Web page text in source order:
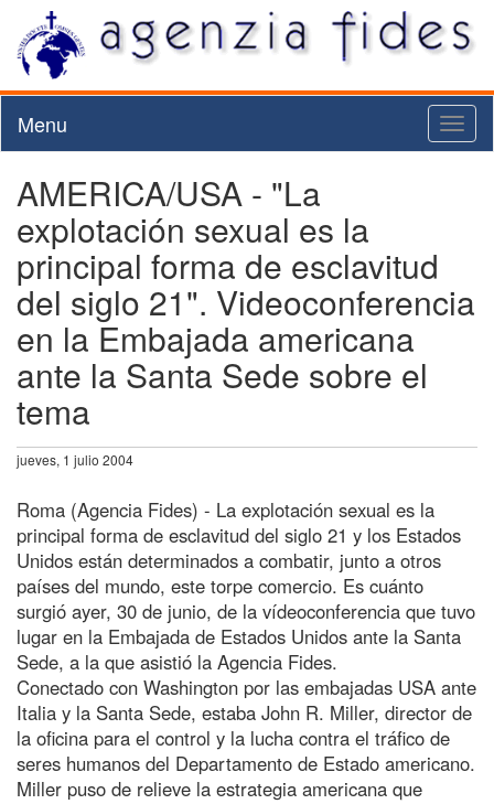
Menu
AMERICA/USA - "La
explotación sexual es la
principal forma de esclavitud
del siglo 21". Videoconferencia
en la Embajada americana
ante la Santa Sede sobre el
tema
jueves, 1 julio 2004
Roma (Agencia Fides) - La explotación sexual es la
principal forma de esclavitud del siglo 21 y los Estados
Unidos están determinados a combatir, junto a otros
países del mundo, este torpe comercio. Es cuánto
surgió ayer, 30 de junio, de la vídeoconferencia que tuvo
lugar en la Embajada de Estados Unidos ante la Santa
Sede, a la que asistió la Agencia Fides.
Conectado con Washington por las embajadas USA ante
Italia y la Santa Sede, estaba John R. Miller, director de
la oficina para el control y la lucha contra el tráfico de
seres humanos del Departamento de Estado americano.
Miller puso de relieve la estrategia americana que